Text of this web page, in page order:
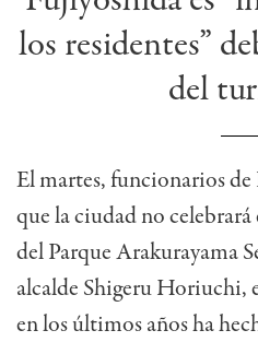
los residentes”
del
El martes, funcionarios
que la ciudad no
del Parque Arakurayama
alcalde Shigeru Horiuchi,
en los últimos años ha